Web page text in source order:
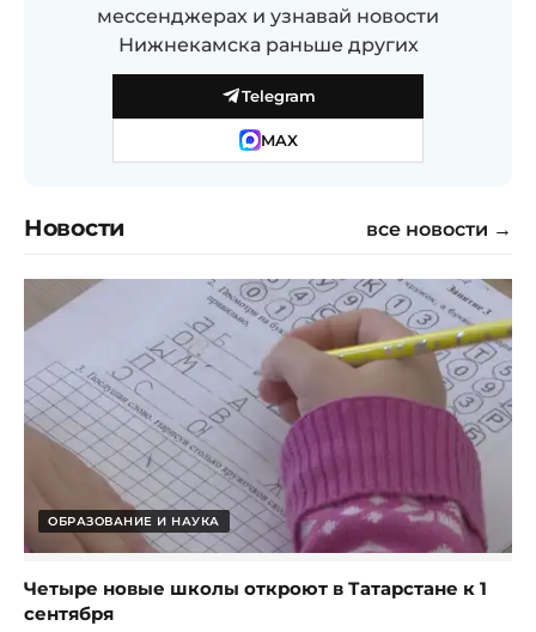
мессенджерах и узнавай новости
Нижнекамска раньше других
Telegram
MAX
Новости все новости →
ОБРАЗОВАНИЕ И НАУКА
Четыре новые школы откроют в Татарстане к 1
сентября